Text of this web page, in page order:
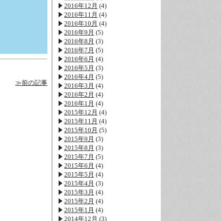
≫前の記事
2016年12月 (4)
2016年11月 (4)
2016年10月 (4)
2016年9月 (5)
2016年8月 (3)
2016年7月 (5)
2016年6月 (4)
2016年5月 (3)
2016年4月 (5)
2016年3月 (4)
2016年2月 (4)
2016年1月 (4)
2015年12月 (4)
2015年11月 (4)
2015年10月 (5)
2015年9月 (3)
2015年8月 (3)
2015年7月 (5)
2015年6月 (4)
2015年5月 (4)
2015年4月 (3)
2015年3月 (4)
2015年2月 (4)
2015年1月 (4)
2014年12月 (3)